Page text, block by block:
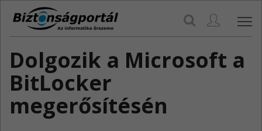
Dolgozik a Microsoft a
BitLocker
megerősítésén